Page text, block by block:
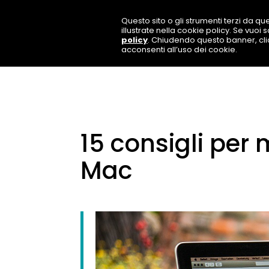
15 consigli per
Mac
Questo sito o gli strumenti terzi da
illustrate nella cookie policy. Se vuoi
policy. Chiudendo questo banner,
acconsenti all’uso dei cookie.